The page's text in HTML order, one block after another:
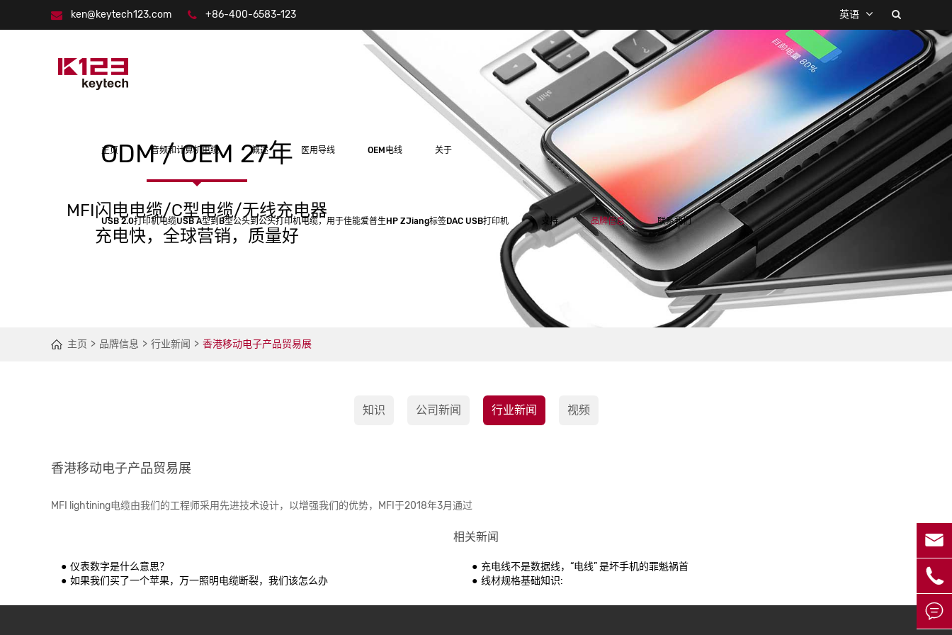
ken@keytech123.com +86-400-6583-123 英语
主页 音频和计算机电缆 概述 医用导线 OEM电线 关于
USB 2.0打印机电缆USB A型到B型公头到公头打印机电缆，用于佳能爱普生HP ZJiang标签DAC USB打印机 支持 品牌信息 联系我们
ODM / OEM 27年
MFI闪电电缆/C型电缆/无线充电器
充电快，全球营销，质量好
主页 品牌信息 行业新闻 香港移动电子产品贸易展
知识 公司新闻 行业新闻 视频
香港移动电子产品贸易展
MFI lightining电缆由我们的工程师采用先进技术设计，以增强我们的优势，MFI于2018年3月通过
相关新闻
仪表数字是什么意思？
充电线不是数据线，“电线” 是坏手机的罪魁祸首
如果我们买了一个苹果，万一照明电缆断裂，我们该怎么办
线材规格基础知识:


